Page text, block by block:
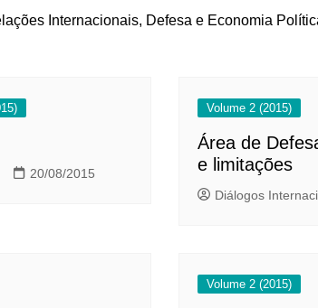
Internacionais, Defesa e Economia
20/08/2015
Volume 2 (2015)
Área de
e limitações
Diálogos
Volume 2 (2015)